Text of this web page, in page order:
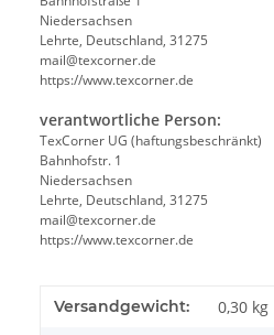
Niedersachsen
Lehrte, Deutschland, 31275
mail@texcorner.de
https://www.texcorner.de
verantwortliche Person:
TexCorner UG (haftungsbeschränkt)
Bahnhofstr. 1
Niedersachsen
Lehrte, Deutschland, 31275
mail@texcorner.de
https://www.texcorner.de
Versandgewicht: 0,30 kg